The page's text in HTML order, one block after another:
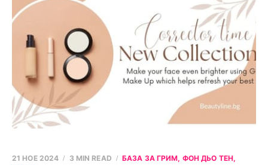
21 НОЕ 2024 3 MIN READ
БАЗА ЗА ГРИМ, ФОН ДЬО ТЕН,